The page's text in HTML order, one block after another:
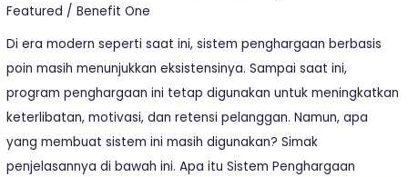
Featured /Benefit One
Di era modern seperti saat ini, sistem penghargaan berbasis
poin masih menunjukkan eksistensinya. Sampai saat ini,
program penghargaan ini tetap digunakan untuk meningkatkan
keterlibatan, motivasi, dan retensi pelanggan. Namun, apa
yang membuat sistem ini masih digunakan? Simak
penjelasannya di bawah ini. Apa itu Sistem Penghargaan